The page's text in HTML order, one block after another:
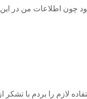
چون اطلاعات من در این
لازم را بردم با تشکر